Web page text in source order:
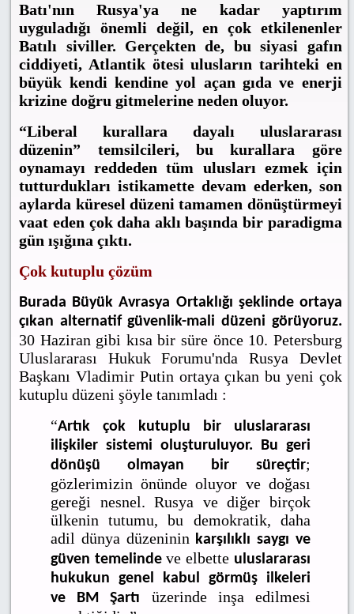
Batı'nın Rusya'ya ne kadar yaptırım
uyguladığı önemli değil, en çok etkilenenler
Batılı siviller. Gerçekten de, bu siyasi gafın
ciddiyeti, Atlantik ötesi ulusların tarihteki en
büyük kendi kendine yol açan gıda ve enerji
krizine doğru gitmelerine neden oluyor.
“Liberal kurallara dayalı uluslararası
düzenin” temsilcileri, bu kurallara göre
oynamayı reddeden tüm ulusları ezmek için
tutturdukları istikamette devam ederken, son
aylarda küresel düzeni tamamen dönüştürmeyi
vaat eden çok daha aklı başında bir paradigma
gün ışığına çıktı.
Çok kutuplu çözüm
Burada Büyük Avrasya Ortaklığı şeklinde ortaya
çıkan alternatif güvenlik-mali düzeni görüyoruz.
30 Haziran gibi kısa bir süre önce 10. Petersburg
Uluslararası Hukuk Forumu'nda Rusya Devlet
Başkanı Vladimir Putin ortaya çıkan bu yeni çok
kutuplu düzeni şöyle tanımladı :
“Artık çok kutuplu bir uluslararası
ilişkiler sistemi oluşturuluyor. Bu geri
dönüşü olmayan bir süreçtir;
gözlerimizin önünde oluyor ve doğası
gereği nesnel. Rusya ve diğer birçok
ülkenin tutumu, bu demokratik, daha
adil dünya düzeninin karşılıklı saygı ve
güven temelindeve elbette uluslararası
hukukun genel kabul görmüş ilkeleri
ve BM Şartı
üzerinde inşa edilmesi